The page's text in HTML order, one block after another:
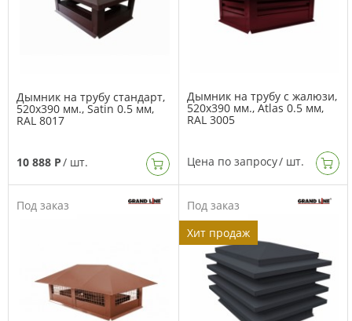
Дымник на трубу стандарт,
520х390 мм., Satin 0.5 мм,
RAL 8017
10 888 Р/ шт.
Дымник на трубу с жалюзи,
520х390 мм., Atlas 0.5 мм,
RAL 3005
Цена по запросу/ шт.
Под заказ
Под заказ
Хит продаж